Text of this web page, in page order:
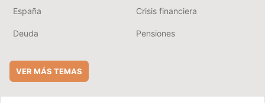
España Crisis financiera
Deuda Pensiones
VER MÁS TEMAS